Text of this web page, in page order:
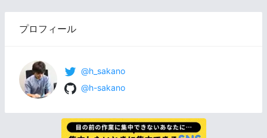
プロフィール
@h_sakano
@h-sakano